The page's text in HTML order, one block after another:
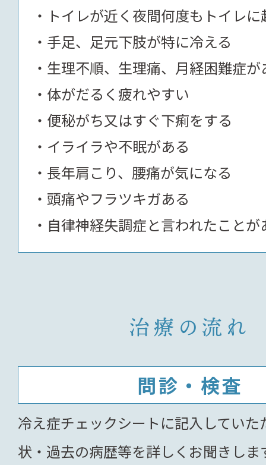
トイレが近く夜間何度もトイレに
手足、足元下肢が特に冷える
生理不順、生理痛、月経困難症が
体がだるく疲れやすい
便秘がち又はすぐ下痢をする
イライラや不眠がある
長年肩こり、腰痛が気になる
頭痛やフラツキガある
自律神経失調症と言われたことが
治療の流れ
問診・検査
冷え症チェックシートに記入していた
状・過去の病歴等を詳しくお聞きしま